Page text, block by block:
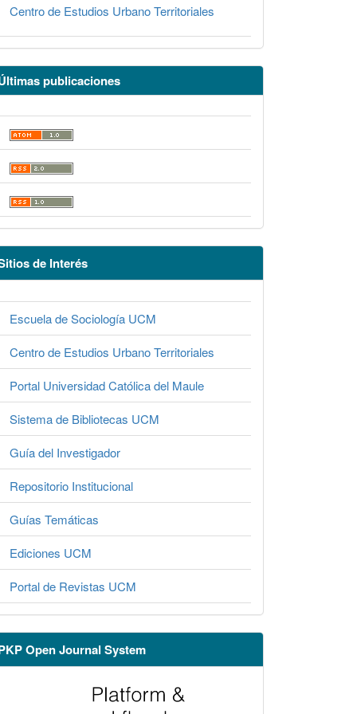
Centro de Estudios Urbano Territoriales
publicaciones
de Interés
Escuela de Sociología UCM
Centro de Estudios Urbano Territoriales
Portal Universidad Católica del Maule
Sistema de Bibliotecas UCM
Guía del Investigador
Repositorio Institucional
Guías Temáticas
Ediciones UCM
Portal de Revistas UCM
Open Journal System